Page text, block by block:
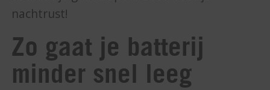
nachtrust!
Zo gaat je batterij
minder snel leeg